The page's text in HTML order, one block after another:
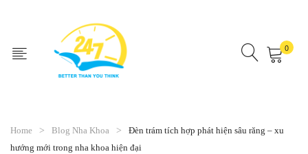
0
Home Blog Nha Khoa
Đèn trám tích hợp phát hiện sâu răng – xu
hướng mới trong nha khoa hiện đại